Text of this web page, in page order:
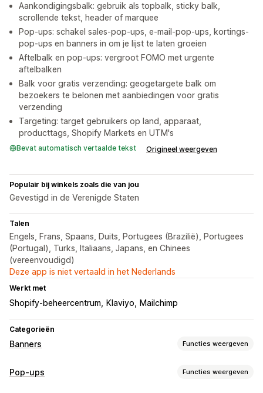
Aankondigingsbalk: gebruik als topbalk, sticky balk,
scrollende tekst, header of marquee
Pop-ups: schakel sales-pop-ups, e-mail-pop-ups, kortings-
pop-ups en banners in om je lijst te laten groeien
Aftelbalk en pop-ups: vergroot FOMO met urgente
aftelbalken
Balk voor gratis verzending: geogetargete balk om
bezoekers te belonen met aanbiedingen voor gratis
verzending
Targeting: target gebruikers op land, apparaat,
producttags, Shopify Markets en UTM's
Bevat automatisch vertaalde tekst Origineel weergeven
Populair bij winkels zoals die van jou
Gevestigd in de Verenigde Staten
Talen
Engels, Frans, Spaans, Duits, Portugees (Brazilië), Portugees
(Portugal), Turks, Italiaans, Japans, en Chinees
(vereenvoudigd)
Deze app is niet vertaald in het Nederlands
Werkt met
Shopify-beheercentrum Klaviyo Mailchimp
Categorieën
Banners Functies weergeven
Soorten banners
Pop-ups Functies weergeven